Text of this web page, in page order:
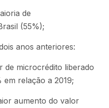
de
(55%);
anos anteriores:
de microcrédito liberado
relação a 2019;
aumento do valor